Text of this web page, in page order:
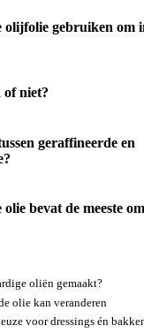
gebruiken om
of niet?
geraffineerde en
bevat de meeste
oliën gemaakt?
olie kan veranderen
voor dressings én